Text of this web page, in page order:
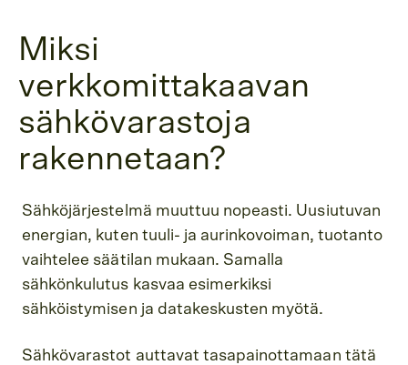
Miksi
verkkomittakaavan
sähkövarastoja
rakennetaan?
Sähköjärjestelmä muuttuu nopeasti. Uusiutuvan
energian, kuten tuuli- ja aurinkovoiman, tuotanto
vaihtelee säätilan mukaan. Samalla
sähkönkulutus kasvaa esimerkiksi
sähköistymisen ja datakeskusten myötä.
Sähkövarastot auttavat tasapainottamaan tätä